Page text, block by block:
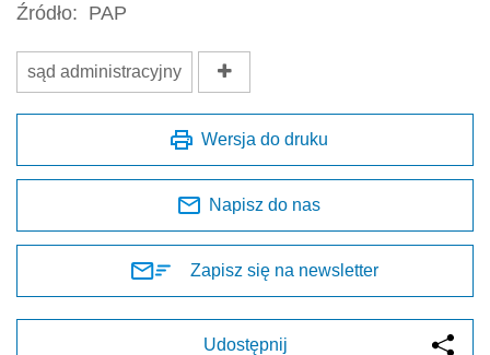
Źródło: PAP
sąd administracyjny
Wersja do druku
Napisz do nas
Zapisz się na newsletter
Udostępnij